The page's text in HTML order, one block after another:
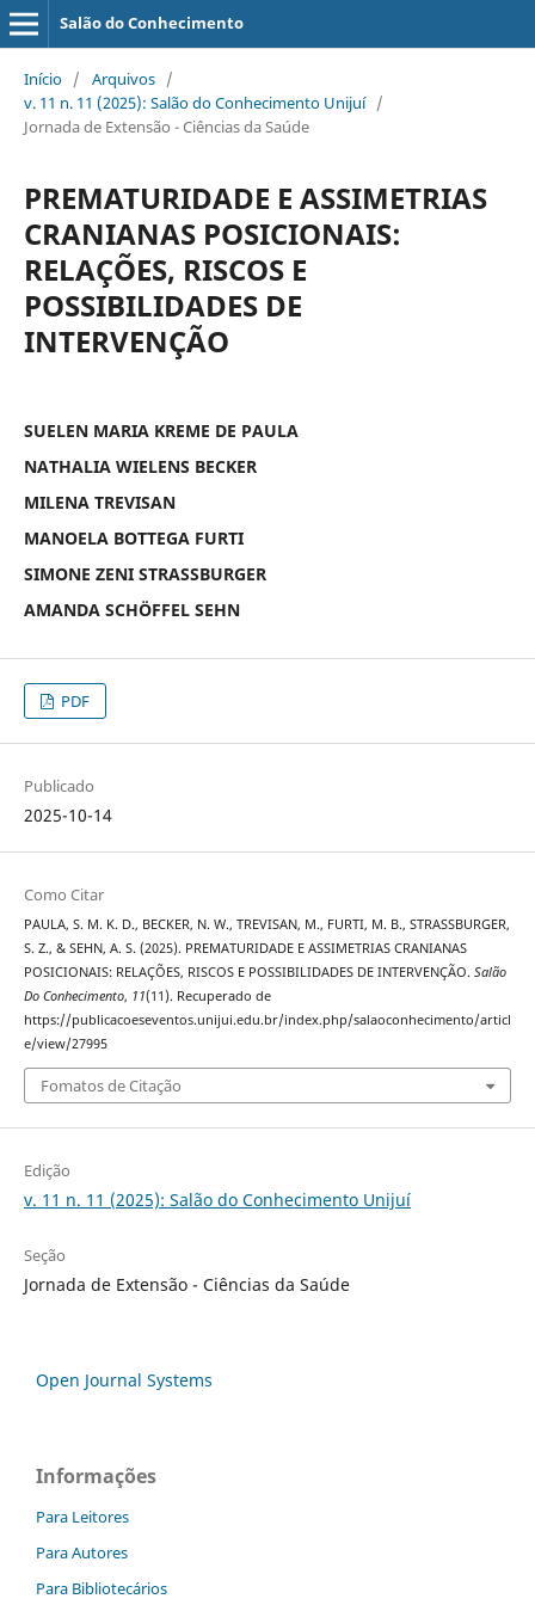
Salão do Conhecimento
Início / Arquivos /
v. 11 n. 11 (2025): Salão do Conhecimento Unijuí /
Jornada de Extensão - Ciências da Saúde
PREMATURIDADE E ASSIMETRIAS
CRANIANAS POSICIONAIS:
RELAÇÕES, RISCOS E
POSSIBILIDADES DE
INTERVENÇÃO
SUELEN MARIA KREME DE PAULA
NATHALIA WIELENS BECKER
MILENA TREVISAN
MANOELA BOTTEGA FURTI
SIMONE ZENI STRASSBURGER
AMANDA SCHÖFFEL SEHN
PDF
Publicado
2025-10-14
Como Citar
PAULA, S. M. K. D., BECKER, N. W., TREVISAN, M., FURTI, M. B., STRASSBURGER,
S. Z., & SEHN, A. S. (2025). PREMATURIDADE E ASSIMETRIAS CRANIANAS
POSICIONAIS: RELAÇÕES, RISCOS E POSSIBILIDADES DE INTERVENÇÃO. Salão
Do Conhecimento, 11(11). Recuperado de
https://publicacoeseventos.unijui.edu.br/index.php/salaoconhecimento/articl
e/view/27995
Fomatos de Citação
Edição
v. 11 n. 11 (2025): Salão do Conhecimento Unijuí
Seção
Jornada de Extensão - Ciências da Saúde
Open Journal Systems
Informações
Para Leitores
Para Autores
Para Bibliotecários